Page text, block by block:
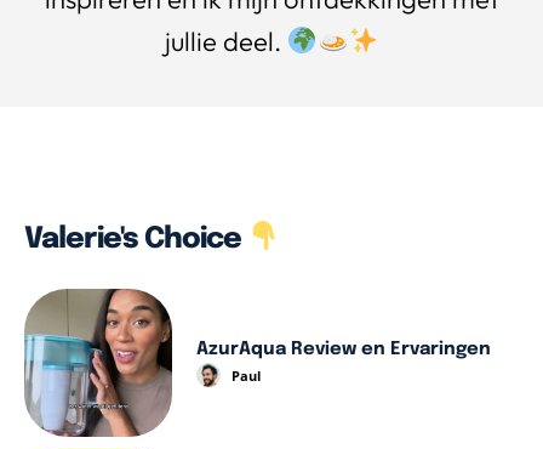
jullie deel.
Valerie's Choice
AzurAqua Review en Ervaringen
Paul